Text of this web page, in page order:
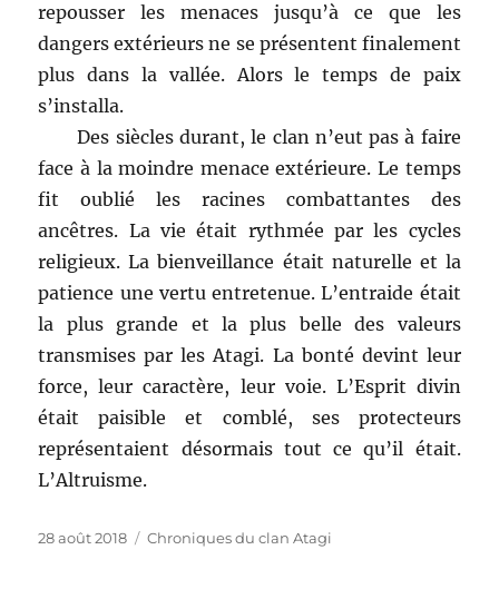
repousser les menaces jusqu’à ce que les
dangers extérieurs ne se présentent finalement
plus dans la vallée. Alors le temps de paix
s’installa.
Des siècles durant, le clan n’eut pas à faire
face à la moindre menace extérieure. Le temps
fit oublié les racines combattantes des
ancêtres. La vie était rythmée par les cycles
religieux. La bienveillance était naturelle et la
patience une vertu entretenue. L’entraide était
la plus grande et la plus belle des valeurs
transmises par les Atagi. La bonté devint leur
force, leur caractère, leur voie. L’Esprit divin
était paisible et comblé, ses protecteurs
représentaient désormais tout ce qu’il était.
L’Altruisme.
Publié
28 août 2018 Catégories
Chroniques du clan Atagi